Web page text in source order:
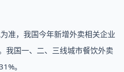
准，我国今年新增外卖相关企业
我国一、二、三线城市餐饮外卖
。